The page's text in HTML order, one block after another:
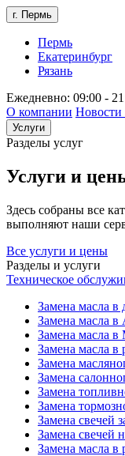
г. Пермь
Пермь
Екатеринбург
Рязань
Ежедневно: 09:00 -
О компании Новости
Услуги
Разделы услуг
Услуги и
Здесь собраны все
выполняют наши
Все услуги и цены
Разделы и услуги
Техническое
Замена масла в
Замена масла
Замена масла
Замена масла в
Замена
Замена
Замена
Замена
Замена свечей
Замена свечей
Замена масла в